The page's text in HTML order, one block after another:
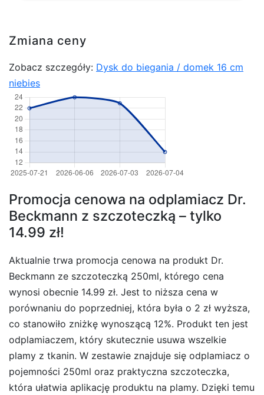
Zmiana ceny
Zobacz szczegóły: Dysk do biegania / domek 16 cm
niebies
Promocja cenowa na odplamiacz Dr.
Beckmann z szczoteczką – tylko
14.99 zł!
Aktualnie trwa promocja cenowa na produkt Dr.
Beckmann ze szczoteczką 250ml, którego cena
wynosi obecnie 14.99 zł. Jest to niższa cena w
porównaniu do poprzedniej, która była o 2 zł wyższa,
co stanowiło zniżkę wynoszącą 12%. Produkt ten jest
odplamiaczem, który skutecznie usuwa wszelkie
plamy z tkanin. W zestawie znajduje się odplamiacz o
pojemności 250ml oraz praktyczna szczoteczka,
która ułatwia aplikację produktu na plamy. Dzięki temu